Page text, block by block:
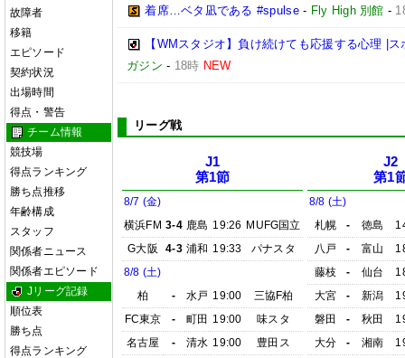
故障者
移籍
エピソード
契約状況
出場時間
得点・警告
チーム情報
競技場
得点ランキング
勝ち点推移
年齢構成
スタッフ
関係者ニュース
関係者エピソード
Jリーグ記録
順位表
勝ち点
得点ランキング
着席…ベタ凪である #spulse- Fly High 別館 -
【WMスタジオ】負け続けても応援する心理 |
ガジン - 18時 NEW
リーグ戦
J1
第1節
8/7 (金)
横浜FM 3-4 鹿島 19:26 MUFG国立
G大阪
4-3 浦和 19:33
パナスタ
8/8 (土)
柏
- 水戸 19:00
三協F柏
FC東京
- 町田 19:00
味スタ
名古屋
- 清水 19:00
豊田ス
J2
第1
8/8 (土)
札幌
- 徳島
八戸
- 富山
藤枝
- 仙台
大宮
- 新潟
磐田
- 秋田
大分
- 湘南